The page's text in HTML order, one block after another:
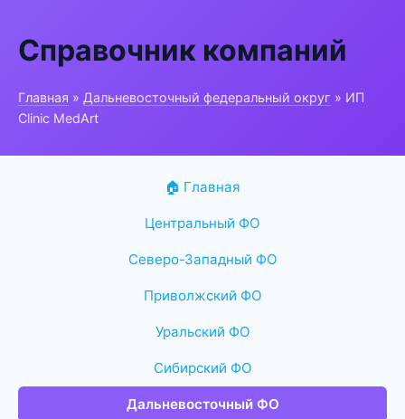
Справочник компаний
Главная » Дальневосточный федеральный округ » ИП
Clinic MedArt
🏠 Главная
Центральный ФО
Северо-Западный ФО
Приволжский ФО
Уральский ФО
Сибирский ФО
Дальневосточный ФО